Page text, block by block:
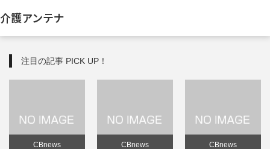
介護アンテナ
注目の記事 PICK UP！
CBnews CBnews CBnews